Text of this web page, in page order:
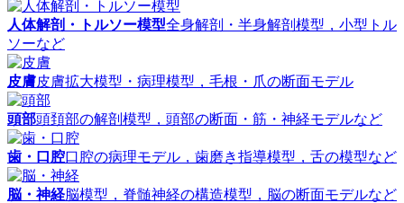
人体解剖・トルソー模型全身解剖・半身解剖模型，小型トル
ソーなど
皮膚皮膚拡大模型・病理模型，毛根・爪の断面モデル
頭部頭頚部の解剖模型，頭部の断面・筋・神経モデルなど
歯・口腔口腔の病理モデル，歯磨き指導模型，舌の模型など
脳・神経脳模型，脊髄神経の構造模型，脳の断面モデルなど